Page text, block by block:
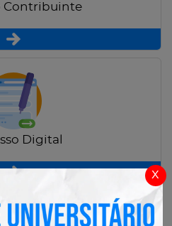
x
Contribuinte
Digital